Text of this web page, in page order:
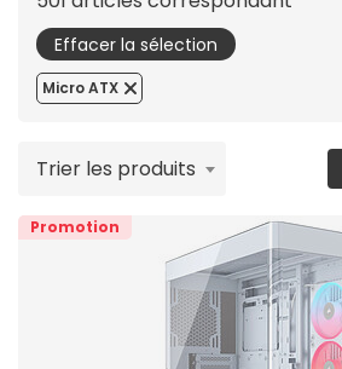
Effacer la sélection
Micro ATX
Trier les produits
Promotion